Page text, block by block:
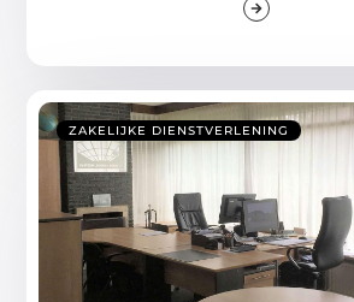
ZAKELIJKE DIENSTVERLENING